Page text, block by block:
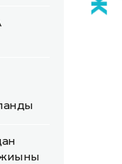
жиыны